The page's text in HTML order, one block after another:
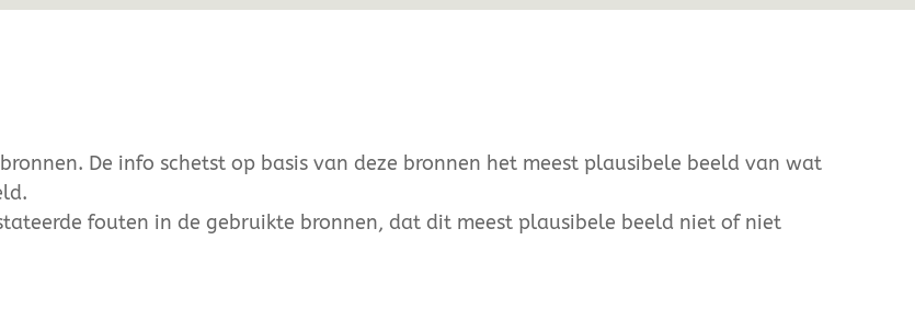
De info schetst op basis van deze bronnen het meest plausibele beeld van wat
fouten in de gebruikte bronnen, dat dit meest plausibele beeld niet of niet